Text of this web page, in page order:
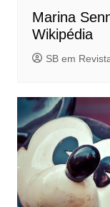
Marina
Wikipédia
SB em